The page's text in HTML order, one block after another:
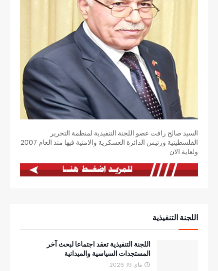
السيد صالح رافت عضو اللجنة التنفيذية لمنظمة التحرير
الفلسطينية ورئيس الدائرة العسكرية والامنية فيها منذ العام 2007
ولغاية الان
اللجنة التنفيذية
اللجنة التنفيذية تعقد اجتماعا لبحث آخر
المستجدات السياسية والميدانية
ماي 19, 2026